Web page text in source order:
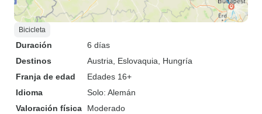
Bicicleta
Duración
6 días
Destinos
Austria , Eslovaquia , Hungría
Franja de edad
Edades 16+
Idioma
Solo: Alemán
Valoración física
Moderado